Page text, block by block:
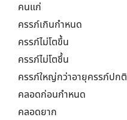
คนแก่
ครรภ์เกินกำหนด
ครรภ์ไม่โตขึ้น
ครรภ์ไม่โตชึ้น
ครรภ์ใหญ่กว่าอายุครรภ์ปกติ
คลอดก่อนกำหนด
คลอดยาก